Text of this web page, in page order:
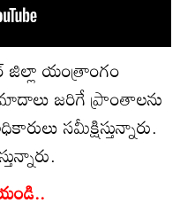
జిల్లా యంత్రాంగం
జరిగే ప్రాంతాలను
సమీక్షిస్తున్నారు.